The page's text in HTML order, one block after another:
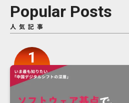
Popular Posts
人気記事